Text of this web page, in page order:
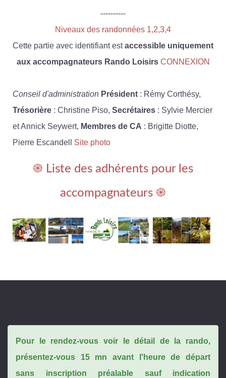
----------
Niveaux des randonnées 1,2,3,4
Cette partie avec identifiant estaccessible uniquement
aux accompagnateurs Rando Loisirs CONNEXION
Conseil d'administration Président : Rémy Corthésy,
Trésorière : Christine Piso, Secrétaires : Sylvie Mercier
et Annick Seywert, Membres de CA : Brigitte Diotte,
Pierre Escandell Site photo
֎ Liste des adhérents pour les
accompagnateurs ֎
Pour le rendez-vous voir le détail de la rando,
présentez-vous 15 mn avant l'heure de départ
sans inscription préalable sauf indication